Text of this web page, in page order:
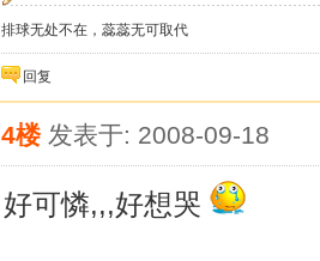
排球无处不在，蕊蕊无可取代
回复
4楼 发表于: 2008-09-18
好可憐,,,好想哭